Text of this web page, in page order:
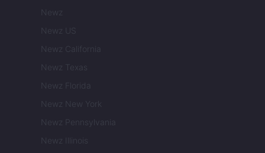
Newz
Newz US
Newz California
Newz Texas
Newz Florida
Newz New York
Newz Pennsylvania
Newz Illinois